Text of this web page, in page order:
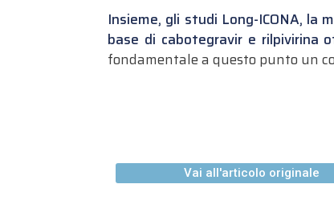
Insieme, gli studi Long-ICONA, la
base di cabotegravir e rilpivirina
fondamentale a questo punto un
Vai all'articolo originale